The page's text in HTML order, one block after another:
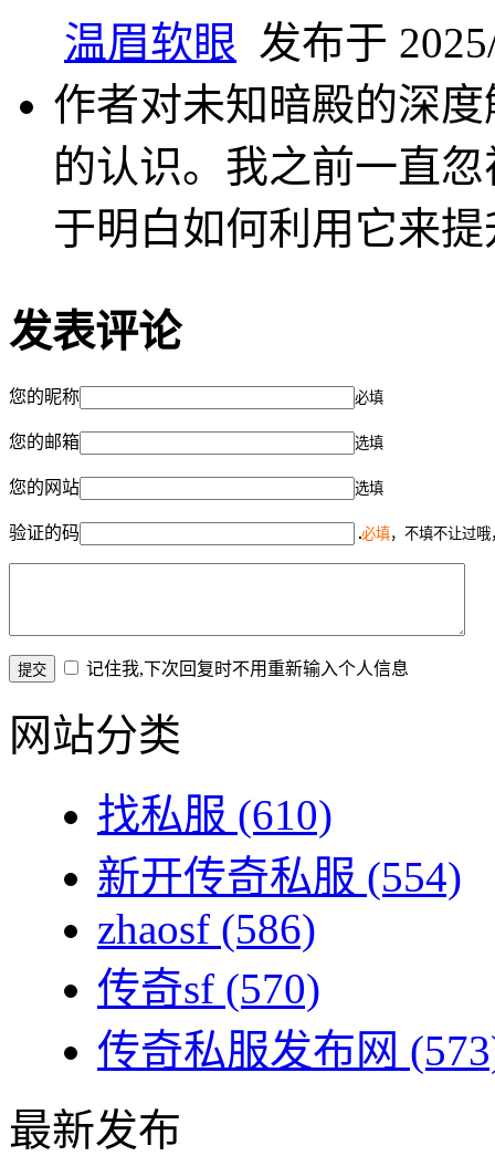
温眉软眼 发布于
作者对未知暗殿的深
的认识。我之前一直
于明白如何利用它来
发表评论
您的昵称 必填
您的邮箱 选填
您的网站 选填
验证的码 必填，不填不让过
记住我,下次回复时不用重新输入个人信息
网站分类
找私服 (610)
新开传奇私服 (554)
zhaosf (586)
传奇sf (570)
传奇私服发布网
最新发布